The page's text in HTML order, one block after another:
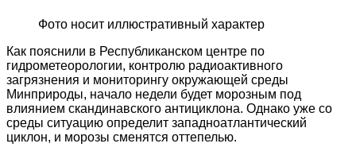
Фото носит иллюстративный характер
Как пояснили в Республиканском центре по
гидрометеорологии, контролю радиоактивного
загрязнения и мониторингу окружающей среды
Минприроды, начало недели будет морозным под
влиянием скандинавского антициклона. Однако уже со
среды ситуацию определит западноатлантический
циклон, и морозы сменятся оттепелью.